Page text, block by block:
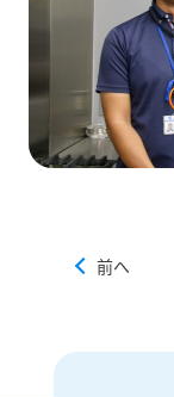
前へ